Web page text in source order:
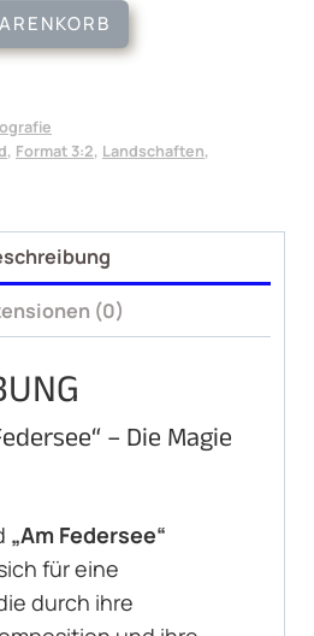
, Format 3:2, Landschaften,
(0)
– Die Magie
„Am Federsee“
für eine
durch ihre